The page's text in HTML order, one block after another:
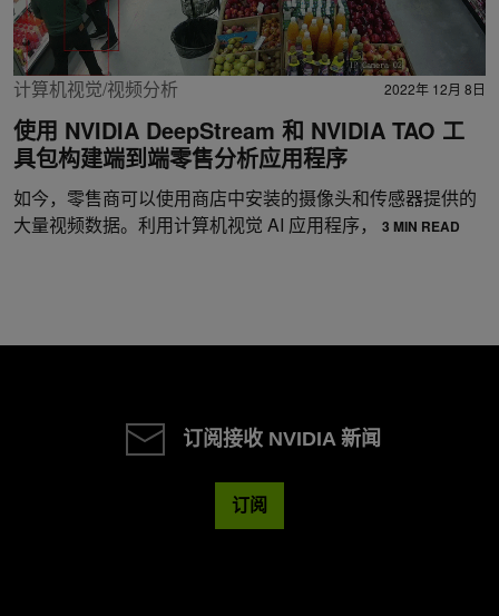
计算机视觉/视频分析 2022年 12月 8日
使用 NVIDIA DeepStream 和 NVIDIA TAO 工
具包构建端到端零售分析应用程序
如今，零售商可以使用商店中安装的摄像头和传感器提供的
大量视频数据。利用计算机视觉 AI 应用程序，
3 MIN READ
订阅接收 NVIDIA 新闻
订阅